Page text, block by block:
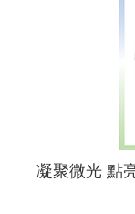
凝聚微光 點